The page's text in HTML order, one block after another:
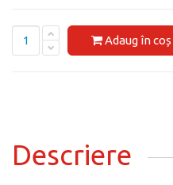
Adaug în coș
Descriere